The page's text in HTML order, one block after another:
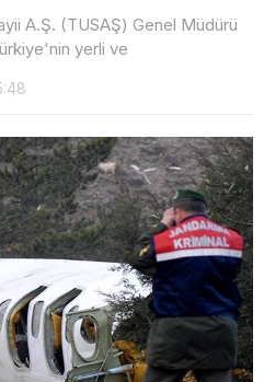
A.Ş. (TUSAŞ) Genel Müdürü
yerli ve